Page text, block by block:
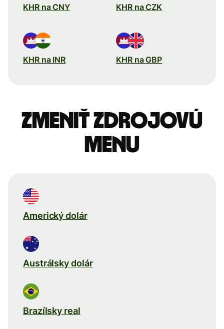
KHR na CNY KHR na CZK
KHR na INR KHR na GBP
Zmeniť zdrojovú
menu
Americký dolár
Austrálsky dolár
Brazílsky real